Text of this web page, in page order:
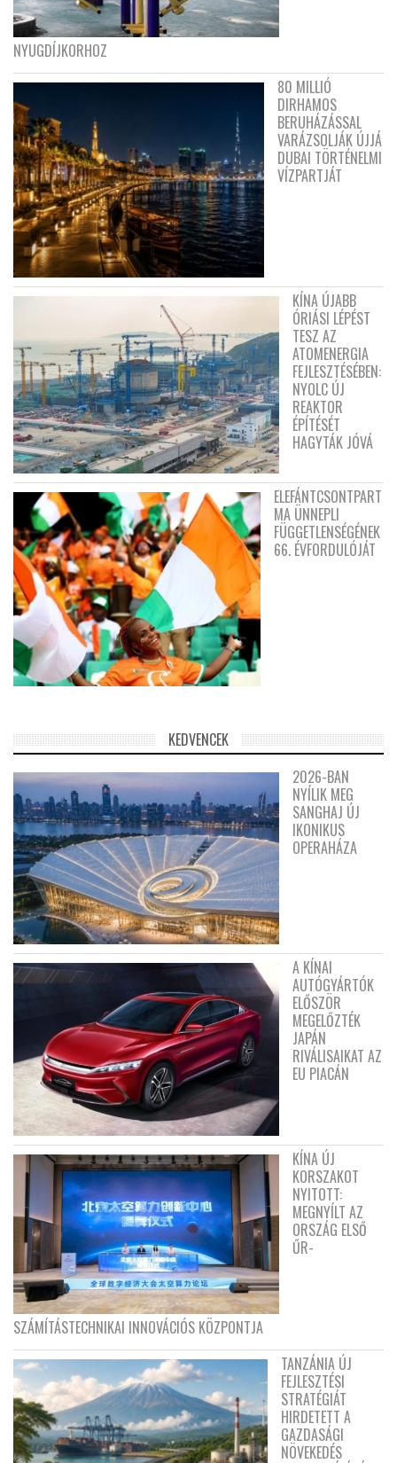
NYUGDÍJKORHOZ
80 MILLIÓ
DIRHAMOS
BERUHÁZÁSSAL
VARÁZSOLJÁK ÚJJÁ
DUBAI TÖRTÉNELMI
VÍZPARTJÁT
KÍNA ÚJABB
ÓRIÁSI LÉPÉST
TESZ AZ
ATOMENERGIA
FEJLESZTÉSÉBEN:
NYOLC ÚJ
REAKTOR
ÉPÍTÉSÉT
HAGYTÁK JÓVÁ
ELEFÁNTCSONTPART
MA ÜNNEPLI
FÜGGETLENSÉGÉNEK
66. ÉVFORDULÓJÁT
KEDVENCEK
2026-BAN
NYÍLIK MEG
SANGHAJ ÚJ
IKONIKUS
OPERAHÁZA
A KÍNAI
AUTÓGYÁRTÓK
ELŐSZÖR
MEGELŐZTÉK
JAPÁN
RIVÁLISAIKAT AZ
EU PIACÁN
KÍNA ÚJ
KORSZAKOT
NYITOTT:
MEGNYÍLT AZ
ORSZÁG ELSŐ
ŰR-
SZÁMÍTÁSTECHNIKAI INNOVÁCIÓS KÖZPONTJA
TANZÁNIA ÚJ
FEJLESZTÉSI
STRATÉGIÁT
HIRDETETT A
GAZDASÁGI
NÖVEKEDÉS